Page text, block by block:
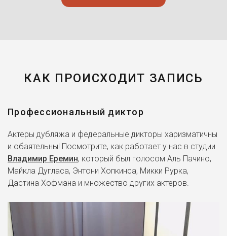
КАК ПРОИСХОДИТ ЗАПИСЬ
Профессиональный диктор
Актеры дубляжа и федеральные дикторы харизматичны
и обаятельны! Посмотрите, как работает у нас в студии
Владимир Еремин, который был голосом Аль Пачино,
Майкла Дугласа, Энтони Хопкинса, Микки Рурка,
Дастина Хофмана и множество других актеров.